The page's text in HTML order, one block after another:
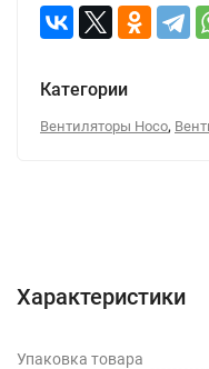
Категории
Вентиляторы Hoco,
Характеристики
Упаковка товара